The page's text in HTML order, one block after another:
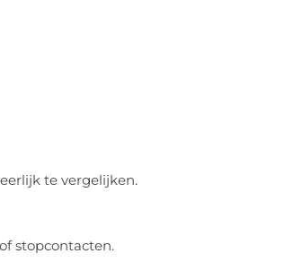
te vergelijken.
stopcontacten.